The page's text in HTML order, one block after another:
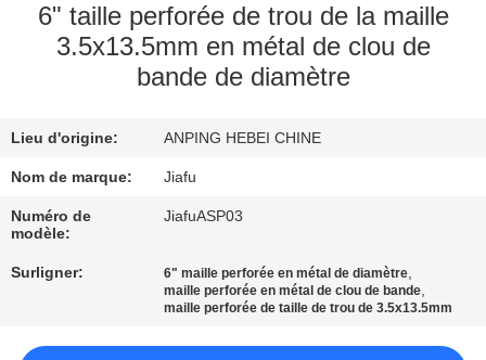
VISITE
CONTRÔLE
DE
QUALITÉ
CONTACTEZ-
6" taille perforée de trou de la maille
3.5x13.5mm en métal de clou de
bande de diamètre
Lieu d'origine: ANPING HEBEI CHINE
Nom de marque: Jiafu
Numéro de
modèle:
JiafuASP03
Surligner: 6" maille perforée en métal de diamètre,
maille perforée en métal de clou de bande,
maille perforée de taille de trou de 3.5x13.5mm